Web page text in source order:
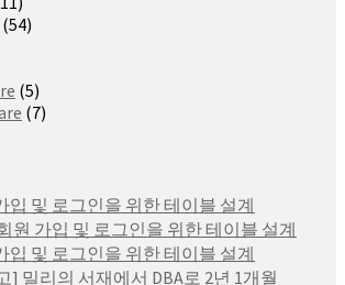
(54)
(5)
(7)
입 및 로그인을 위한 테이블 설계
원 가입 및 로그인을 위한 테이블 설계
입 및 로그인을 위한 테이블 설계
] 밀리의 서재에서 DBA로 2년 1개월